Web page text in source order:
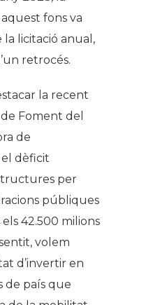
fons va
la licitació anual,
retrocés.
la recent
Foment del
de
dèficit
per
públiques
42.500 milions
volem
d’invertir en
de país que